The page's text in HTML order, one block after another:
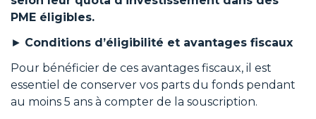
PME éligibles.
► Conditions d’éligibilité et avantages fiscaux
Pour bénéficier de ces avantages fiscaux, il est
essentiel de conserver vos parts du fonds pendant
au moins 5 ans à compter de la souscription.